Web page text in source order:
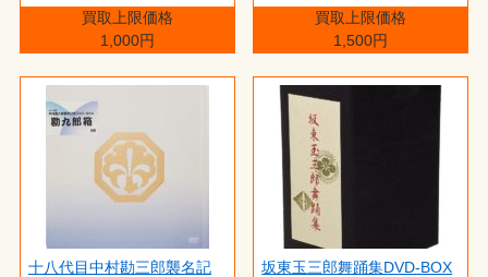
買取上限価格
1,000円
買取上限価格
1,500円
十八代目中村勘三郎襲名記
坂東玉三郎舞踊集DVD-BOX